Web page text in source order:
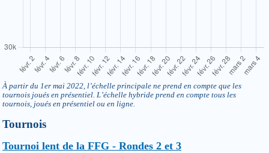
À partir du 1er mai 2022, l’échelle principale ne prend en compte que les
tournois joués en présentiel. L’échelle hybride prend en compte tous les
tournois, joués en présentiel ou en ligne.
Tournois
Tournoi lent de la FFG - Rondes 2 et 3